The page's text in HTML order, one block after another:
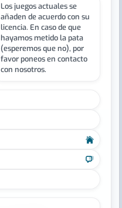
Los juegos actuales se
añaden de acuerdo con su
licencia. En caso de que
hayamos metido la pata
(esperemos que no), por
favor poneos en contacto
con nosotros.